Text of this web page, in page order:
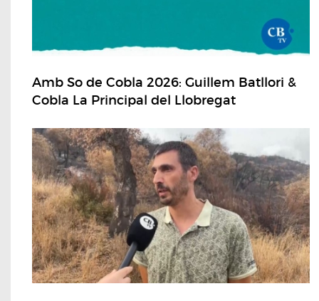
Amb So de Cobla 2026: Guillem Batllori &
Cobla La Principal del Llobregat